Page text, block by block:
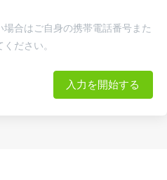
合はご自身の携帯電話番号また
ださい。
入力を開始する